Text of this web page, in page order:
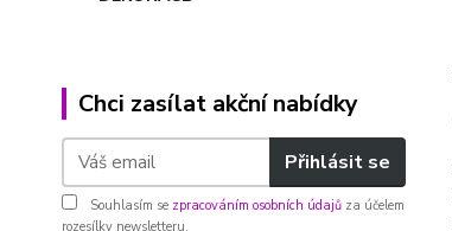
Chci zasílat akční nabídky
Přihlásit se
Souhlasím se zpracováním osobních údajů za účelem
rozesílky newsletteru.